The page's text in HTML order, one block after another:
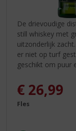
De drievoudige
still whiskey met
uitzonderlijk
er niet op turf
geschikt om puur
€ 26,99
Fles